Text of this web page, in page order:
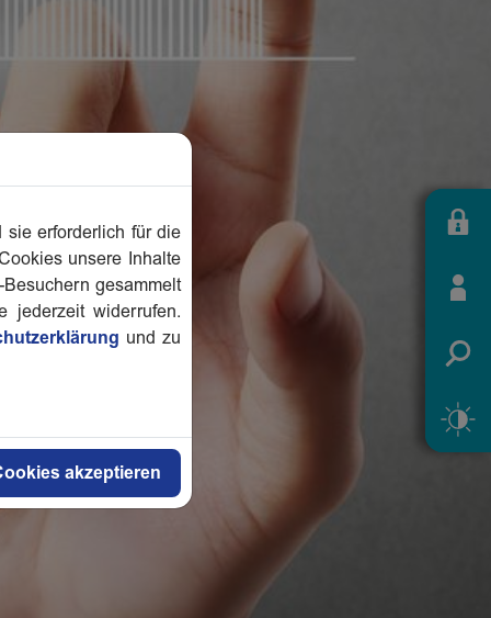
sie erforderlich für die
unsere Inhalte
gesammelt
jederzeit widerrufen.
und zu
akzeptieren